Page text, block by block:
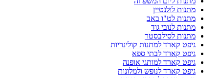
מתנות לולנטיין
מתנות לט"ו באב
מתנות לנובי גוד
מתנות לסילבסטר
גיפט קארד למתנות קולינריות
גיפט קארד לבתי ספא
גיפט קארד למותגי אופנה
גיפט קארד לנופש ולמלונות